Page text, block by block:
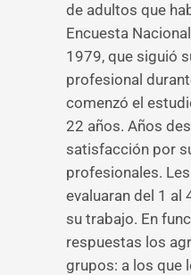
de adultos que
Encuesta
1979, que siguió
profesional
comenzó el
22 años. Años
satisfacción por
profesionales.
evaluaran del 1 al
su trabajo. En
respuestas los
grupos: a los que